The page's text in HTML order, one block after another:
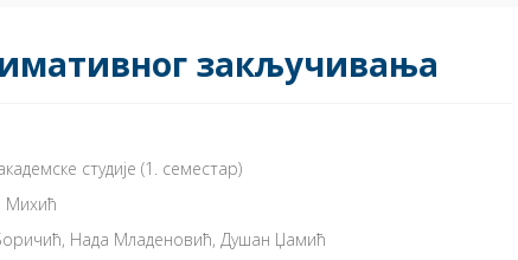
закључивања
студије (1. семестар)
Михић
Нада Младеновић, Душан Џамић